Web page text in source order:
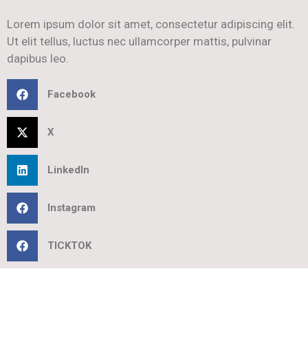
Lorem ipsum dolor sit amet, consectetur adipiscing elit.
Ut elit tellus, luctus nec ullamcorper mattis, pulvinar
dapibus leo.
Facebook
X
LinkedIn
Instagram
TICKTOK